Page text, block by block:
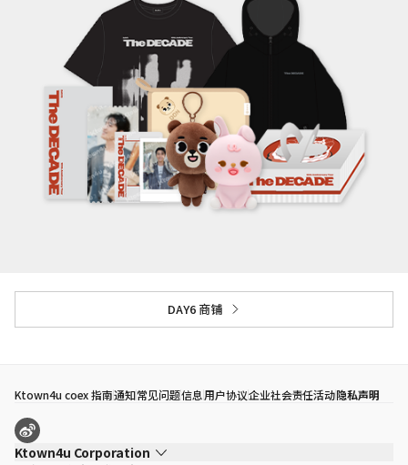
DAY6 商铺
Ktown4u coex 指南通知常见问题信息用户协议企业社会责任活动隐私声明
Ktown4u Corporation